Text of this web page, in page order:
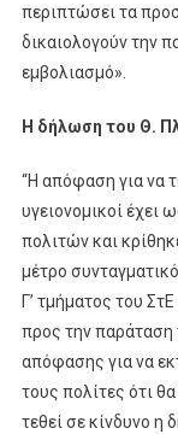
περιπτώσει τα
δικαιολογούν την
εμβολιασμό».
Η δήλωση του Θ.
“Η απόφαση για να
υγειονομικοί έχει
πολιτών και
μέτρο
Γ’ τμήματος του
προς την παράταση
απόφασης για να
τους πολίτες ότι
τεθεί σε κίνδυνο η